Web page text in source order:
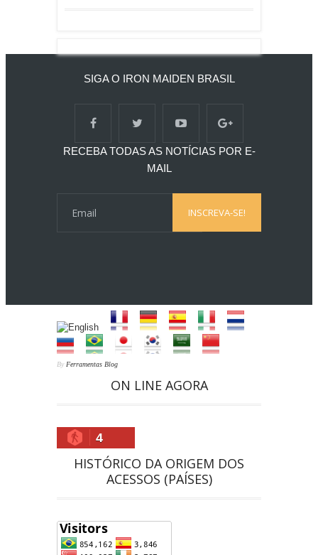
SIGA O IRON MAIDEN BRASIL
RECEBA TODAS AS NOTÍCIAS POR E-
MAIL
By Ferramentas Blog
ON LINE AGORA
4
HISTÓRICO DA ORIGEM DOS
ACESSOS (PAÍSES)